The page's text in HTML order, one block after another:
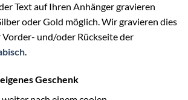
Text auf Ihren Anhänger gravieren
oder Gold möglich. Wir gravieren dies
Vorder- und/oder Rückseite der
.
Geschenk